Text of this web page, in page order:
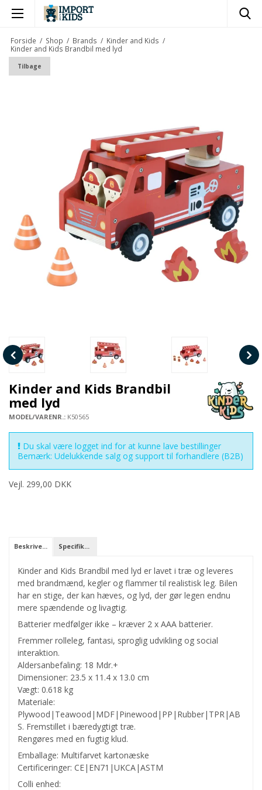
Forside / Shop / Brands / Kinder and Kids /
Kinder and Kids Brandbil med lyd
Tilbage
Kinder and Kids Brandbil
med lyd
MODEL/VARENR.: K50565
Du skal være logget ind for at kunne lave bestillinger
Bemærk: Udelukkende salg og support til forhandlere (B2B)
Vejl. 299,00 DKK
Beskrivelse Specifikationer
Kinder and Kids Brandbil med lyd er lavet i træ og leveres
med brandmænd, kegler og flammer til realistisk leg. Bilen
har en stige, der kan hæves, og lyd, der gør legen endnu
mere spændende og livagtig.
Batterier medfølger ikke – kræver 2 x AAA batterier.
Fremmer rolleleg, fantasi, sproglig udvikling og social
interaktion.
Aldersanbefaling: 18 Mdr.+
Dimensioner: 23.5 x 11.4 x 13.0 cm
Vægt: 0.618 kg
Materiale:
Plywood|Teawood|MDF|Pinewood|PP|Rubber|TPR|AB
S. Fremstillet i bæredygtigt træ.
Rengøres med en fugtig klud.
Emballage: Multifarvet kartonæske
Certificeringer: CE|EN71|UKCA|ASTM
Colli enhed: